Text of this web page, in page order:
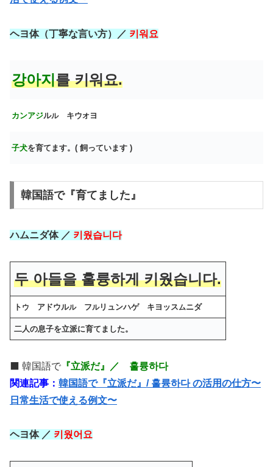
ヘヨ体（丁寧な言い方）／ 키워요
강아지를 키워요.
カンアジルルキウオ ヨ
子犬を育てます。( 飼っています )
韓国語で『育てました』
ハムニダ体 ／ 키웠습니다
두 아들을 훌륭하게 키웠습니다.
ト ウ アドウルルフルリュンハゲ キヨッスムニダ
二人の息子を立派に育てました。
⬛️ 韓国語で 『立派だ』／ 훌륭하다
関連記事： 韓国語で『立派だ』/ 훌륭하다 の活用の仕方〜
日常生活で使える例文〜
ヘヨ体 ／ 키웠어요